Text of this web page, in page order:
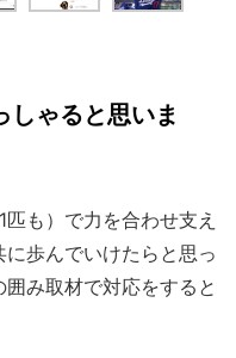
しゃると思いま
も）で力を合わせ支え
歩んでいけたらと思っ
み取材で対応をすると